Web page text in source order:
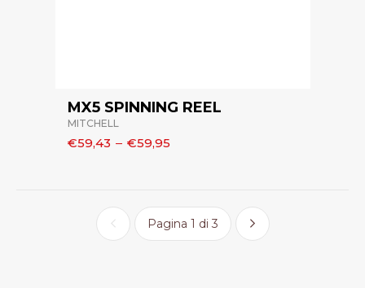
MX5 SPINNING REEL
MITCHELL
€59,43 – €59,95
Pagina 1 di 3